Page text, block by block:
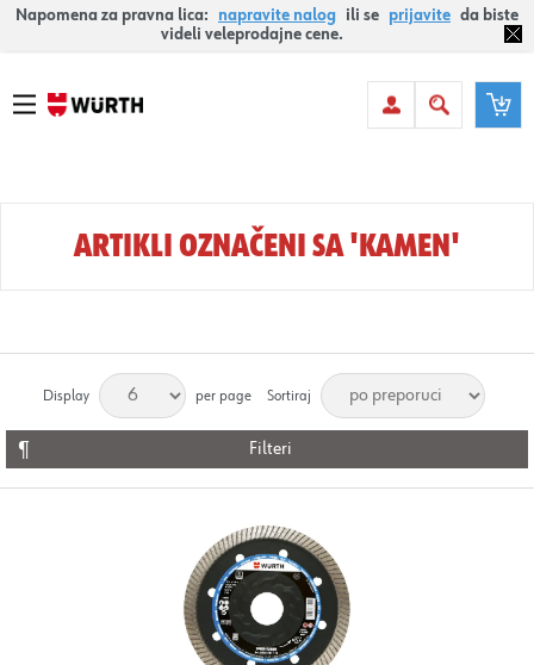
Napomena za pravna lica: napravite nalog ili se prijavite da biste
videli veleprodajne cene.
ARTIKLI OZNAČENI SA 'KAMEN'
Display per page Sortiraj
Filteri